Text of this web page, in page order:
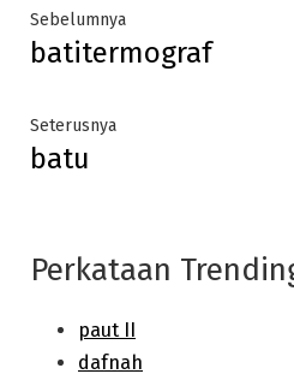
Post
navigation
SebelumnyaPrevious
post:
batitermograf
SeterusnyaNext
batu
Perkataan